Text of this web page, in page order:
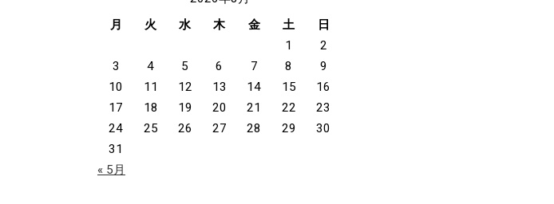
月
火 水 木 金 土
日
1
2
3
4 5 6 7 8
9
10
11 12 13 14 15
16
17
18 19 20 21 22
23
24
25 26 27 28 29
30
31
« 5月